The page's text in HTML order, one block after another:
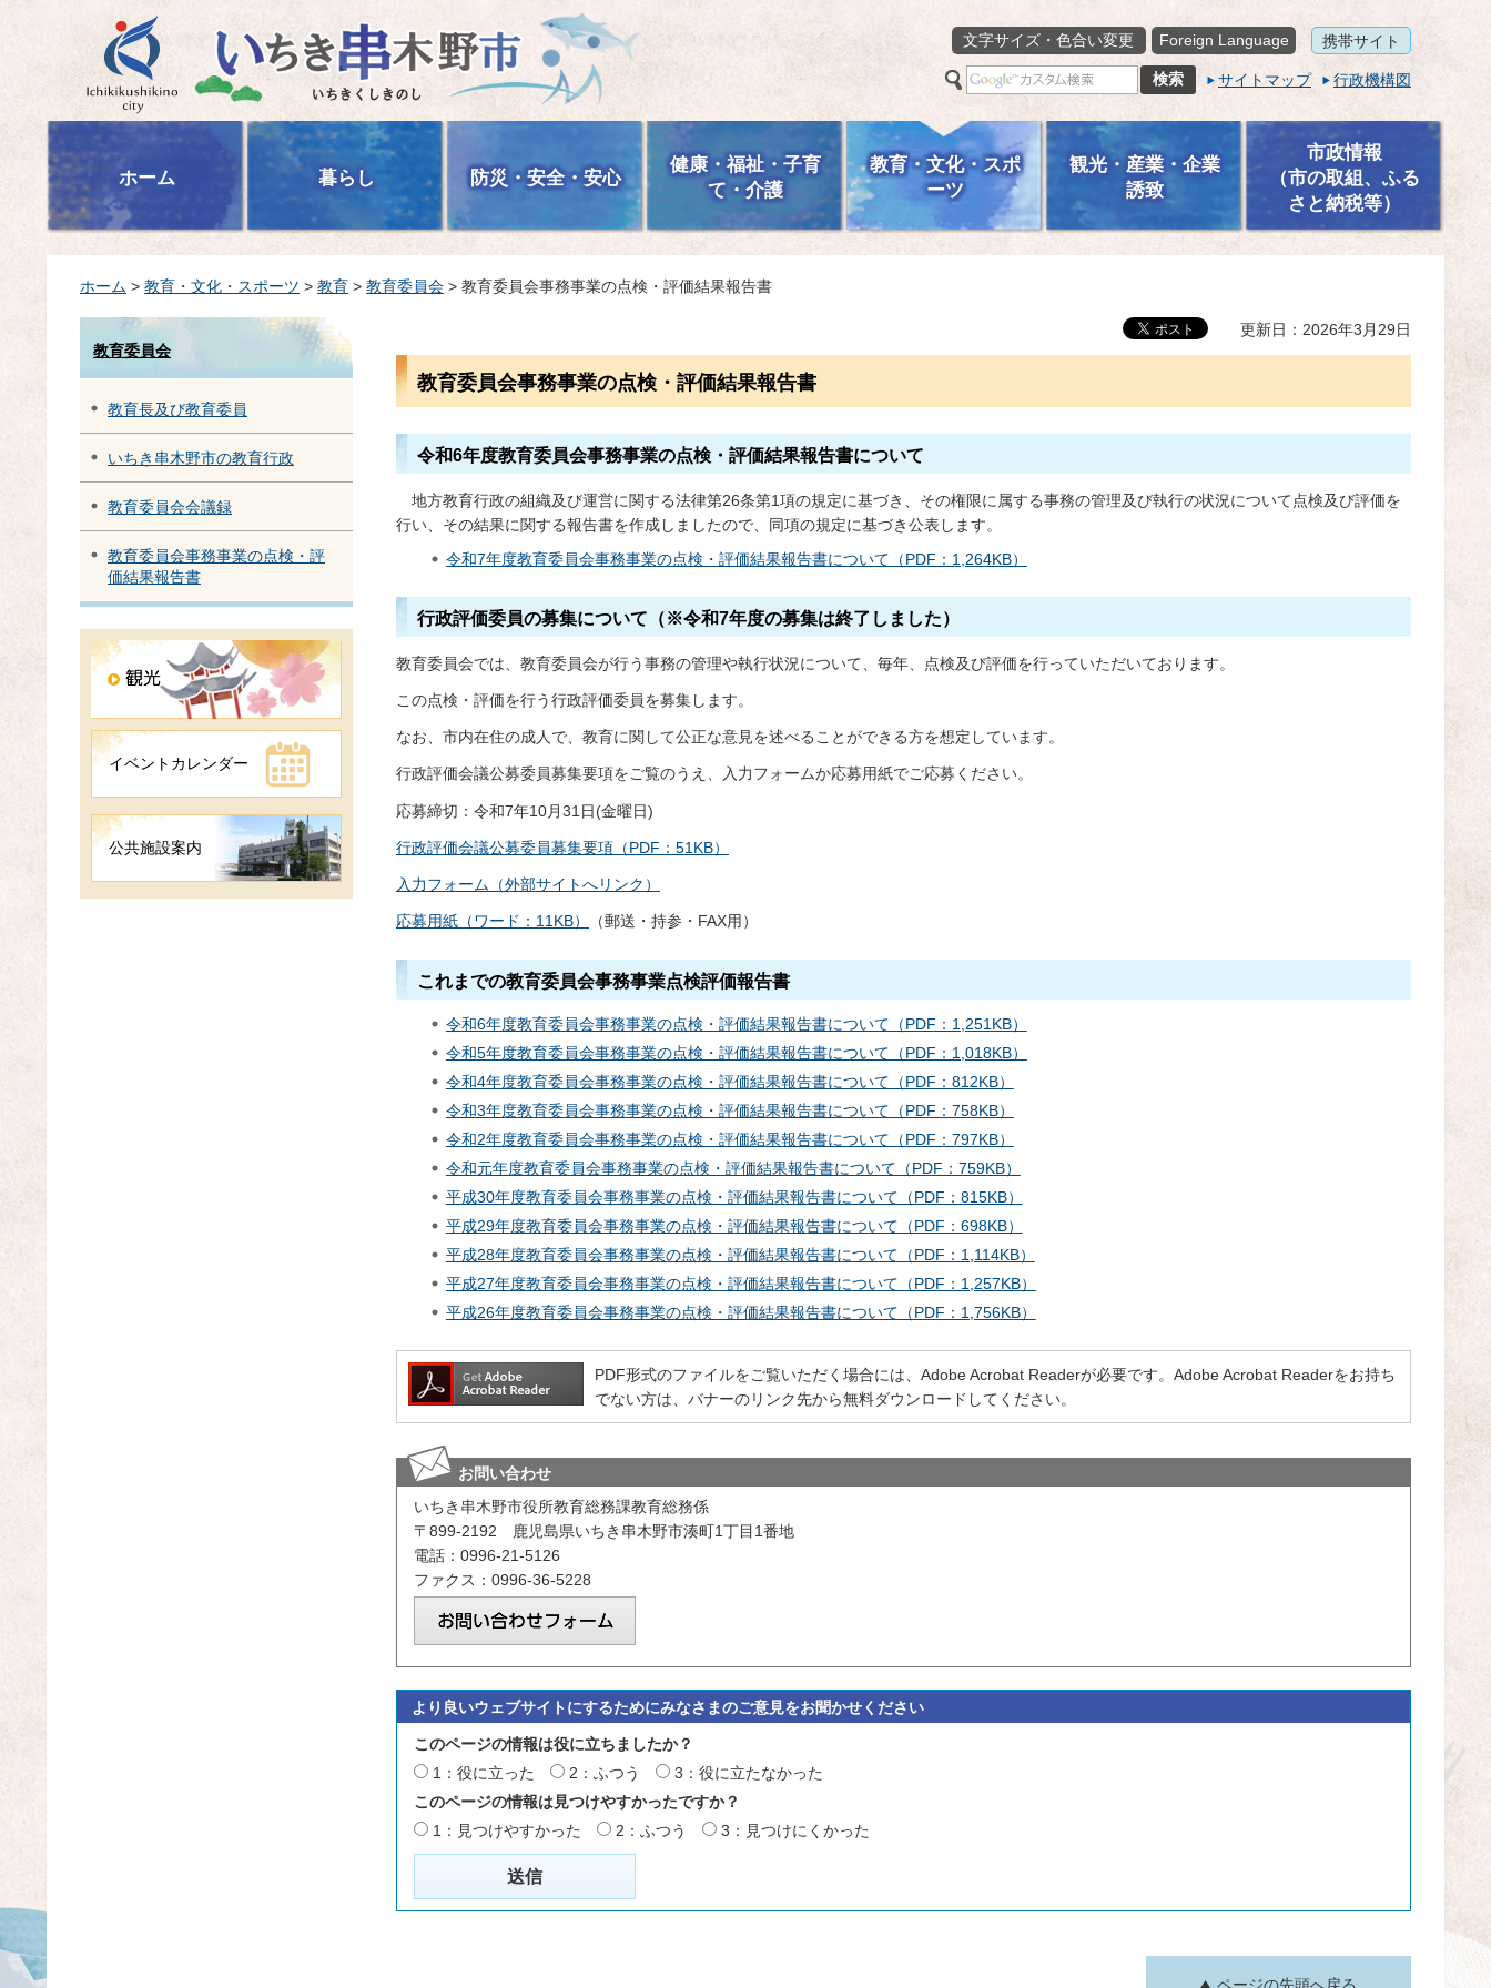
いちき串木野市
文字サイズ・色合い変更
Foreign Language 携帯サイト
サイトマップ 行政機構図
ホーム 暮らし 防災・安全・安心
健康・福祉・子育
て・介護
教育・文化・スポ
ーツ
観光・産業・企業
誘致
市政情報
（市の取組、ふる
さと納税等）
ホーム > 教育・文化・スポーツ > 教育 > 教育委員会 > 教育委員会事務事業の点検・評価結果報告書
教育委員会
教育長及び教育委員
いちき串木野市の教育行政
教育委員会会議録
教育委員会事務事業の点検・評
価結果報告書
イベントカレンダー
公共施設案内
更新日：2026年3月29日
教育委員会事務事業の点検・評価結果報告書
令和6年度教育委員会事務事業の点検・評価結果報告書について
地方教育行政の組織及び運営に関する法律第26条第1項の規定に基づき、その権限に属する事務の管理及び執行の状況について点検及び評価を
行い、その結果に関する報告書を作成しましたので、同項の規定に基づき公表します。
令和7年度教育委員会事務事業の点検・評価結果報告書について（PDF：1,264KB）
行政評価委員の募集について（※令和7年度の募集は終了しました）
教育委員会では、教育委員会が行う事務の管理や執行状況について、毎年、点検及び評価を行っていただいております。
この点検・評価を行う行政評価委員を募集します。
なお、市内在住の成人で、教育に関して公正な意見を述べることができる方を想定しています。
行政評価会議公募委員募集要項をご覧のうえ、入力フォームか応募用紙でご応募ください。
応募締切：令和7年10月31日(金曜日)
行政評価会議公募委員募集要項（PDF：51KB）
入力フォーム（外部サイトへリンク）
応募用紙（ワード：11KB） （郵送・持参・FAX用）
これまでの教育委員会事務事業点検評価報告書
令和6年度教育委員会事務事業の点検・評価結果報告書について（PDF：1,251KB）
令和5年度教育委員会事務事業の点検・評価結果報告書について（PDF：1,018KB）
令和4年度教育委員会事務事業の点検・評価結果報告書について（PDF：812KB）
令和3年度教育委員会事務事業の点検・評価結果報告書について（PDF：758KB）
令和2年度教育委員会事務事業の点検・評価結果報告書について（PDF：797KB）
令和元年度教育委員会事務事業の点検・評価結果報告書について（PDF：759KB）
平成30年度教育委員会事務事業の点検・評価結果報告書について（PDF：815KB）
平成29年度教育委員会事務事業の点検・評価結果報告書について（PDF：698KB）
平成28年度教育委員会事務事業の点検・評価結果報告書について（PDF：1,114KB）
平成27年度教育委員会事務事業の点検・評価結果報告書について（PDF：1,257KB）
平成26年度教育委員会事務事業の点検・評価結果報告書について（PDF：1,756KB）
PDF形式のファイルをご覧いただく場合には、Adobe Acrobat Readerが必要です。Adobe Acrobat Readerをお持ち
でない方は、バナーのリンク先から無料ダウンロードしてください。
お問い合わせ
いちき串木野市役所教育総務課教育総務係
〒899-2192 鹿児島県いちき串木野市湊町1丁目1番地
電話：0996-21-5126
ファクス：0996-36-5228
より良いウェブサイトにするためにみなさまのご意見をお聞かせください
このページの情報は役に立ちましたか？
1：役に立った
2：ふつう
3：役に立たなかった
このページの情報は見つけやすかったですか？
1：見つけやすかった
2：ふつう 3：見つけにくかった
ページの先頭へ戻る